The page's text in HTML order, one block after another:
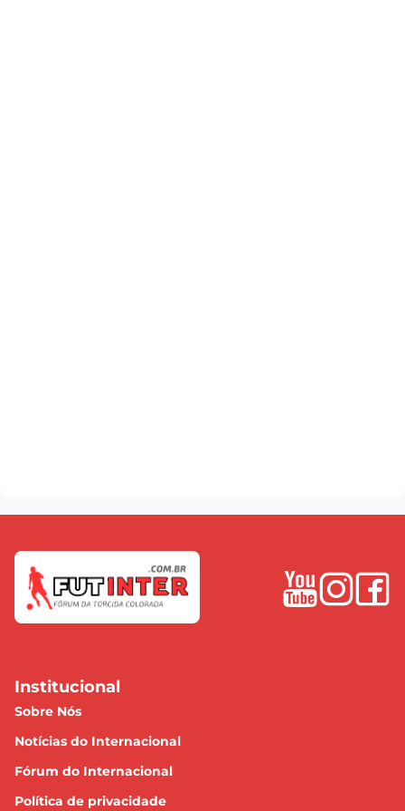
Institucional
Sobre Nós
Notícias do Internacional
Fórum do Internacional
Política de privacidade